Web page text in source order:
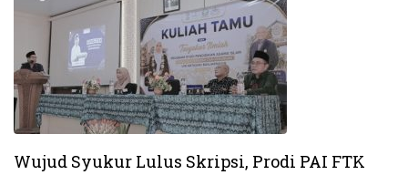
Wujud Syukur Lulus Skripsi, Prodi PAI FTK